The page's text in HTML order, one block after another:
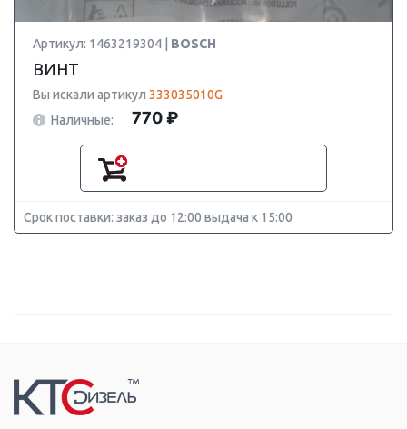
Артикул: 1463219304 | BOSCH
ВИНТ
Вы искали артикул 333035010G
Наличные:
770 ₽
Срок поставки: заказ до 12:00 выдача к 15:00